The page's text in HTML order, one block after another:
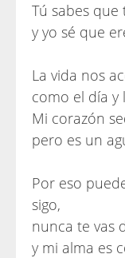
Tú sabes
y yo sé que
La vida nos
como el día
Mi corazón
pero es un
Por eso
sigo,
nunca te vas
y mi alma es